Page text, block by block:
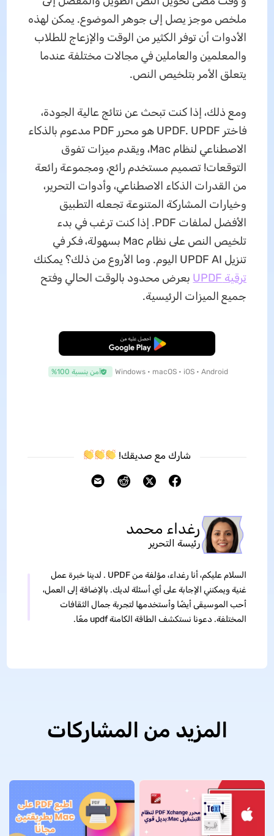
ملخص موجز يصل إلى جوهر الموضوع. يمكن لهذه
الأدوات أن توفر الكثير من الوقت والإزعاج للطلاب
والمعلمين والعاملين في مجالات مختلفة عندما
يتعلق الأمر بتلخيص النص.
ومع ذلك، إذا كنت تبحث عن نتائج عالية الجودة،
فاختر UPDF. UPDF هو محرر PDF مدعوم بالذكاء
الاصطناعي لنظام Mac، ويقدم ميزات تفوق
التوقعات! تصميم مستخدم رائع، ومجموعة رائعة
من القدرات الذكاء الاصطناعي، وأدوات التحرير،
وخيارات المشاركة المتنوعة تجعله التطبيق
الأفضل لملفات PDF. إذا كنت ترغب في بدء
تلخيص النص على نظام Mac بسهولة، فكر في
تنزيل UPDF AI اليوم. وما الأروع من ذلك؟ يمكنك
ترقية UPDF
بعرض محدود بالوقت الحالي وفتح
جميع الميزات الرئيسية.
تنزيل مجاني
Windows • macOS • iOS • Android آمن بنسبة 100%
شارك مع صديقك!
رغداء محمد
رئيسة التحرير
السلام عليكم، أنا رغداء، مؤلفة من UPDF . لدينا خبرة عمل
غنية ويمكنني الإجابة على أي أسئلة لديك. بالإضافة إلى العمل،
أحب الموسيقى أيضًا وأستخدمها لتجربة جمال الثقافات
المختلفة. دعونا نستكشف الطاقة الكامنة updf معًا.
المزيد من المشاركات